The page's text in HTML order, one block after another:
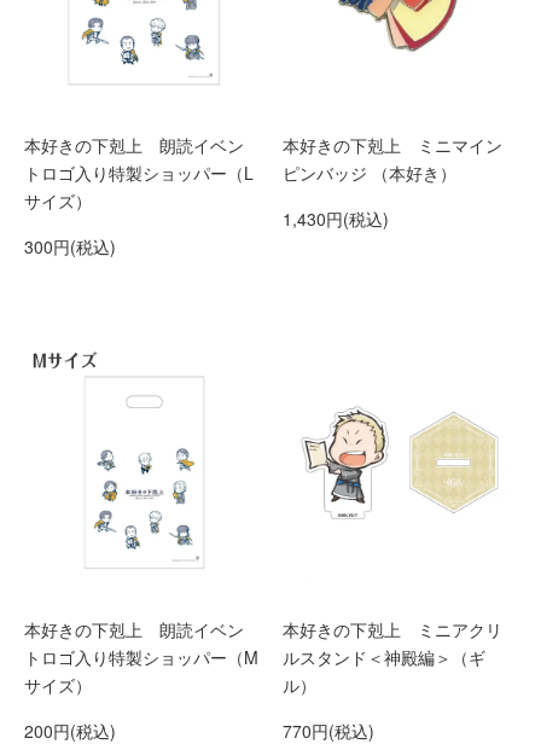
本好きの下剋上 朗読イベン
トロゴ入り特製ショッパー（L
サイズ）
300円(税込)
本好きの下剋上 ミニマイン
ピンバッジ （本好き）
1,430円(税込)
本好きの下剋上 朗読イベン
トロゴ入り特製ショッパー（M
サイズ）
200円(税込)
本好きの下剋上 ミニアクリ
ルスタンド＜神殿編＞（ギ
ル）
770円(税込)